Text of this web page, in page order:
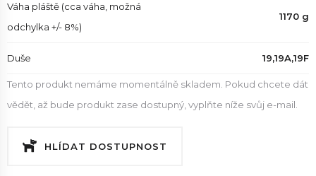
Váha pláště (cca váha, možná
odchylka +/- 8%)
1170 g
Duše 19,19A,19F
Tento produkt nemáme momentálně skladem. Pokud chcete dát
vědět, až bude produkt zase dostupný, vyplňte níže svůj e-mail.
HLÍDAT DOSTUPNOST